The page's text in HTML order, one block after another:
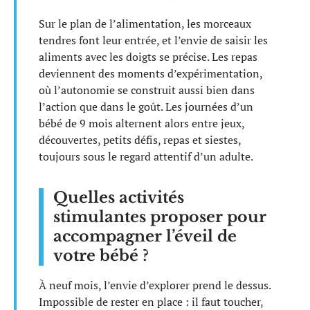
Sur le plan de l’alimentation, les morceaux
tendres font leur entrée, et l’envie de saisir les
aliments avec les doigts se précise. Les repas
deviennent des moments d’expérimentation,
où l’autonomie se construit aussi bien dans
l’action que dans le goût. Les journées d’un
bébé de 9 mois alternent alors entre jeux,
découvertes, petits défis, repas et siestes,
toujours sous le regard attentif d’un adulte.
Quelles activités
stimulantes proposer pour
accompagner l’éveil de
votre bébé ?
À neuf mois, l’envie d’explorer prend le dessus.
Impossible de rester en place : il faut toucher,